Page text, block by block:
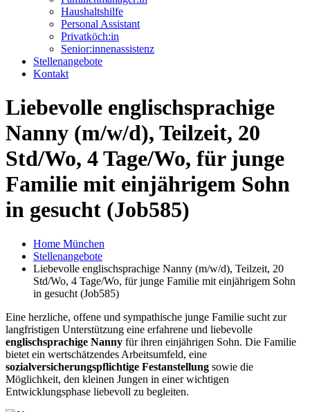
Haushaltshilfe
Personal Assistant
Privatköch:in
Senior:innenassistenz
Stellenangebote
Kontakt
Liebevolle englischsprachige
Nanny (m/w/d), Teilzeit, 20
Std/Wo, 4 Tage/Wo, für junge
Familie mit einjährigem Sohn
in gesucht (Job585)
Home München
Stellenangebote
Liebevolle englischsprachige Nanny (m/w/d), Teilzeit, 20
Std/Wo, 4 Tage/Wo, für junge Familie mit einjährigem Sohn
in gesucht (Job585)
Eine herzliche, offene und sympathische junge Familie sucht zur
langfristigen Unterstützung eine erfahrene und liebevolle
englischsprachige Nanny für ihren einjährigen Sohn. Die Familie
bietet ein wertschätzendes Arbeitsumfeld, eine
sozialversicherungspflichtige Festanstellung sowie die
Möglichkeit, den kleinen Jungen in einer wichtigen
Entwicklungsphase liebevoll zu begleiten.